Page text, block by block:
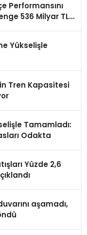
Performansını
536 Milyar TL
Yükselişle
Tren Kapasitesi
Tamamladı:
Odakta
Yüzde 2,6
aşamadı,